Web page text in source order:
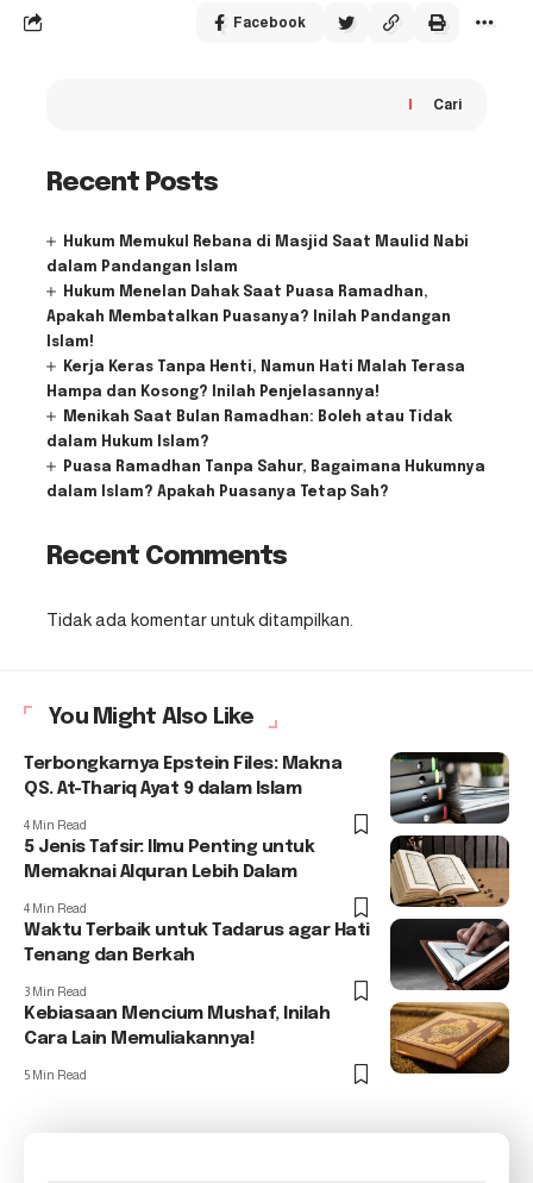
Facebook
Cari
Recent Posts
Hukum Memukul Rebana di Masjid Saat Maulid Nabi
dalam Pandangan Islam
Hukum Menelan Dahak Saat Puasa Ramadhan,
Apakah Membatalkan Puasanya? Inilah Pandangan
Islam!
Kerja Keras Tanpa Henti, Namun Hati Malah Terasa
Hampa dan Kosong? Inilah Penjelasannya!
Menikah Saat Bulan Ramadhan: Boleh atau Tidak
dalam Hukum Islam?
Puasa Ramadhan Tanpa Sahur, Bagaimana Hukumnya
dalam Islam? Apakah Puasanya Tetap Sah?
Recent Comments
Tidak ada komentar untuk ditampilkan.
You Might Also Like
Terbongkarnya Epstein Files: Makna
QS. At-Thariq Ayat 9 dalam Islam
4 Min Read
5 Jenis Tafsir: Ilmu Penting untuk
Memaknai Alquran Lebih Dalam
4 Min Read
Waktu Terbaik untuk Tadarus agar Hati
Tenang dan Berkah
3 Min Read
Kebiasaan Mencium Mushaf, Inilah
Cara Lain Memuliakannya!
5 Min Read